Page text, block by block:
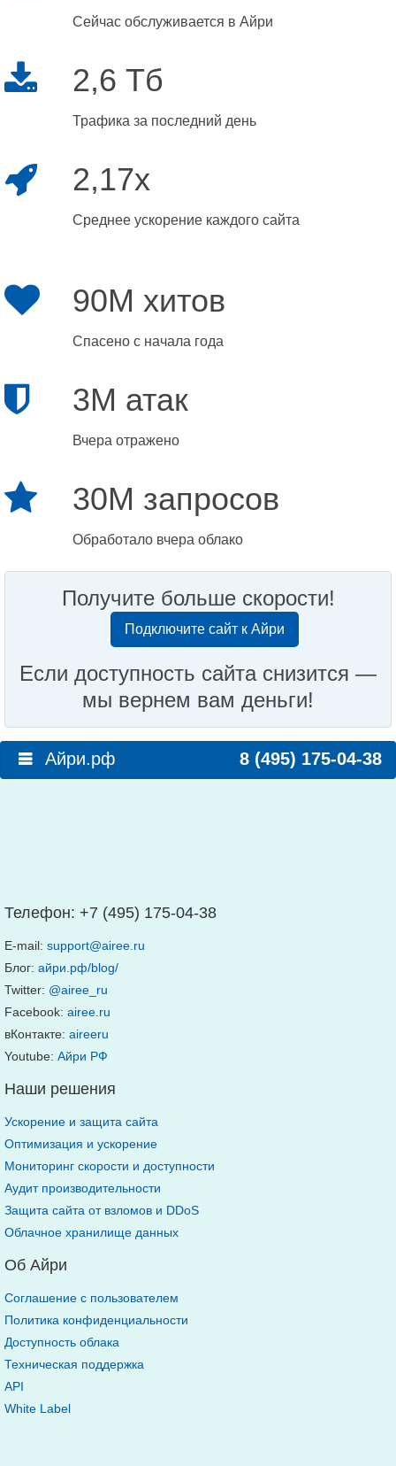
Сейчас обслуживается в Айри
2,6 Тб
Трафика за последний день
2,17x
Среднее ускорение каждого сайта
90M хитов
Спасено с начала года
3M атак
Вчера отражено
30M запросов
Обработало вчера облако
Получите больше скорости!
Подключите сайт к Айри
Если доступность сайта снизится —
мы вернем вам деньги!
Айри.рф 8 (495) 175-04-38
Телефон: +7 (495) 175-04-38
E-mail: support@airee.ru
Блог: айри.рф/blog/
Twitter: @airee_ru
Facebook: airee.ru
вКонтакте: aireeru
Youtube: Айри РФ
Наши решения
Ускорение и защита сайта
Оптимизация и ускорение
Мониторинг скорости и доступности
Аудит производительности
Защита сайта от взломов и DDoS
Облачное хранилище данных
Об Айри
Соглашение с пользователем
Политика конфиденциальности
Доступность облака
Техническая поддержка
API
White Label